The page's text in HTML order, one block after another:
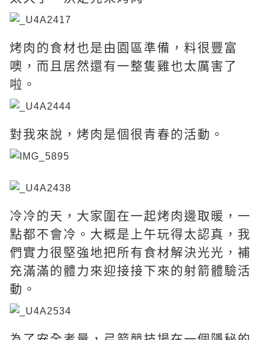
烤肉的食材也是由園區準備，料很豐富
噢，而且居然還有一整隻雞也太厲害了
啦。
對我來說，烤肉是個很青春的活動。
冷冷的天，大家圍在一起烤肉邊取暖，一
點都不會冷。大概是上午玩得太認真，我
們實力很堅強地把所有食材解決光光，補
充滿滿的體力來迎接接下來的射箭體驗活
動。